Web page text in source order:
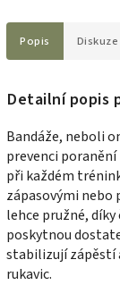
Popis Diskuze
Detailní popis
Bandáže, neboli
prevenci
při každém
zápasovými nebo
lehce pružné,
poskytnou
stabilizují zápěstí
rukavic.